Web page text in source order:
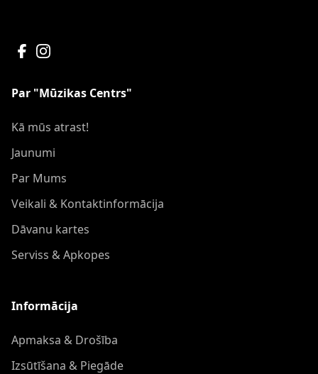
Par "Mūzikas Centrs"
Kā mūs atrast!
Jaunumi
Par Mums
Veikali & Kontaktinformācija
Dāvanu kartes
Serviss & Apkopes
Informācija
Apmaksa & Drošība
Izsūtīšana & Piegāde